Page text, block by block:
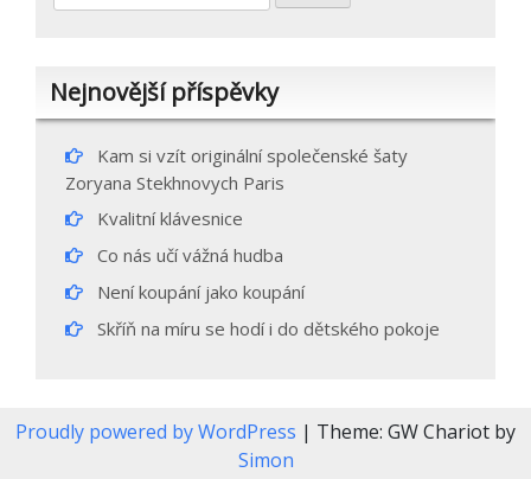
Nejnovější příspěvky
Kam si vzít originální společenské šaty
Zoryana Stekhnovych Paris
Kvalitní klávesnice
Co nás učí vážná hudba
Není koupání jako koupání
Skříň na míru se hodí i do dětského pokoje
Proudly powered by WordPress | Theme: GW Chariot by
Simon